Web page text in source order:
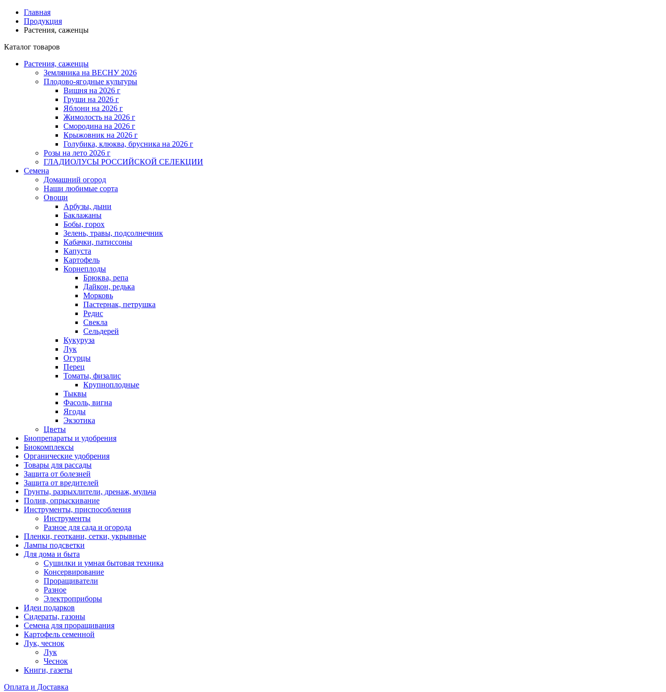
Главная
Продукция
Растения, саженцы
Каталог товаров
Растения, саженцы
Земляника на ВЕСНУ 2026
Плодово-ягодные культуры
Вишня на 2026 г
Груши на 2026 г
Яблони на 2026 г
Жимолость на 2026 г
Смородина на 2026 г
Крыжовник на 2026 г
Голубика, клюква, брусника на 2026 г
Розы на лето 2026 г
ГЛАДИОЛУСЫ РОССИЙСКОЙ СЕЛЕКЦИИ
Семена
Домашний огород
Наши любимые сорта
Овощи
Арбузы, дыни
Баклажаны
Бобы, горох
Зелень, травы, подсолнечник
Кабачки, патиссоны
Капуста
Картофель
Корнеплоды
Брюква, репа
Дайкон, редька
Морковь
Пастернак, петрушка
Редис
Свекла
Сельдерей
Кукуруза
Лук
Огурцы
Перец
Томаты, физалис
Крупноплодные
Тыквы
Фасоль, вигна
Ягоды
Экзотика
Цветы
Биопрепараты и удобрения
Биокомплексы
Органические удобрения
Товары для рассады
Защита от болезней
Защита от вредителей
Грунты, разрыхлители, дренаж, мульча
Полив, опрыскивание
Инструменты, приспособления
Инструменты
Разное для сада и огорода
Пленки, геоткани, сетки, укрывные
Лампы подсветки
Для дома и быта
Сушилки и умная бытовая техника
Консервирование
Проращиватели
Разное
Электроприборы
Идеи подарков
Сидераты, газоны
Семена для проращивания
Картофель семенной
Лук, чеснок
Лук
Чеснок
Книги, газеты
Оплата и Доставка